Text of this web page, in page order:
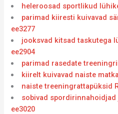
heleroosad sportlikud
parimad kiiresti kuivavad
ee3277
jooksvad kitsad taskutega
ee2904
parimad rasedate
kiirelt kuivavad naiste
naiste treeningrattapüksid
sobivad spordirinnahoidjad
ee3020